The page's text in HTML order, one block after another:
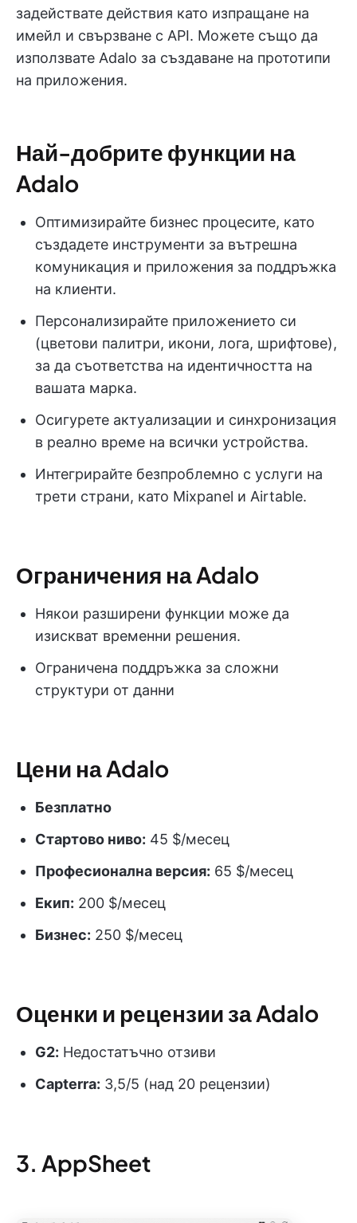
задействате действия като изпращане на
имейл и свързване с API. Можете също да
използвате Adalo за създаване на прототипи
на приложения.
Най-добрите функции на
Adalo
Оптимизирайте бизнес процесите, като
създадете инструменти за вътрешна
комуникация и приложения за поддръжка
на клиенти.
Персонализирайте приложението си
(цветови палитри, икони, лога, шрифтове),
за да съответства на идентичността на
вашата марка.
Осигурете актуализации и синхронизация
в реално време на всички устройства.
Интегрирайте безпроблемно с услуги на
трети страни, като Mixpanel и Airtable.
Ограничения на Adalo
Някои разширени функции може да
изискват временни решения.
Ограничена поддръжка за сложни
структури от данни
Цени на Adalo
Безплатно
Стартово ниво: 45 $/месец
Професионална версия: 65 $/месец
Екип: 200 $/месец
Бизнес: 250 $/месец
Оценки и рецензии за Adalo
G2: Недостатъчно отзиви
Capterra: 3,5/5 (над 20 рецензии)
3. AppSheet